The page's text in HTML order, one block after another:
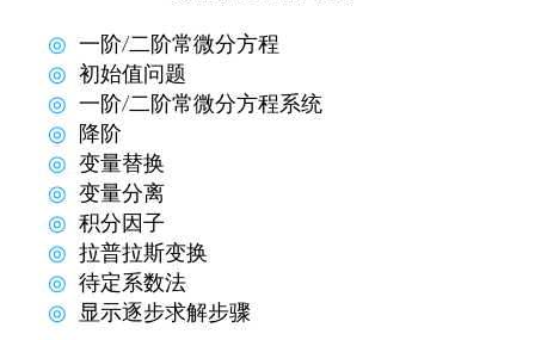
一阶/二阶常微分方程
初始值问题
一阶/二阶常微分方程系统
降阶
变量替换
变量分离
积分因子
拉普拉斯变换
待定系数法
显示逐步求解步骤